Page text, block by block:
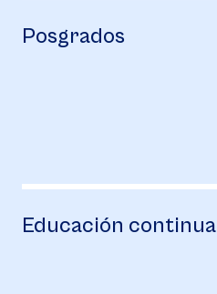
Posgrados
Educación continua